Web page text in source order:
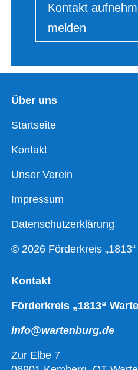
Kontakt
melden
Über uns
Startseite
Kontakt
Unser Verein
Impressum
Datenschutzerklärung
© 2026 Förderkreis
Kontakt
Förderkreis „1813“
info@wartenburg.de
Zur Elbe 7